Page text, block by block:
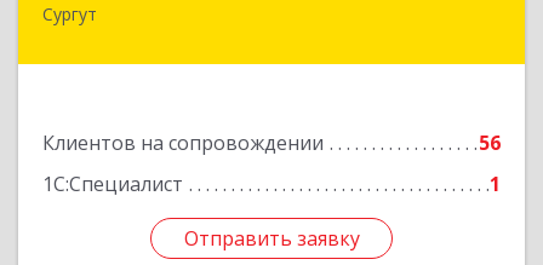
Сургут
Клиентов на сопровождении
56
1С:Специалист
1
Отправить заявку
628400, Ханты-Мансийский Автономный округ
Отправить заявку